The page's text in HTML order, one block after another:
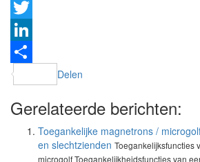
Facebook
Twitter
LinkedIn
Delen
Gerelateerde berichten:
Toegankelijke magnetrons /
en slechtzienden Toegankelijksfuncties
microgolf Toegankelijkheidsfuncties van